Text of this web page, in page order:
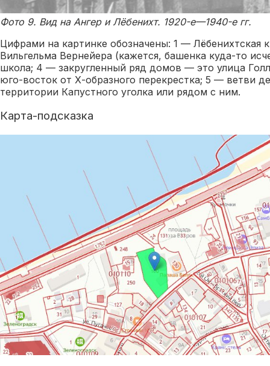
Фото 9. Вид на Ангер и Лёбенихт. 1920-е—1940-е гг.
Цифрами на картинке обозначены: 1 —
Вильгельма Вернейера (кажется, башенка куда-то
школа; 4 — закругленный ряд домов — это улица
юго-восток от Х-образного перекрестка; 5 — ветви
территории Капустного уголка или рядом с ним.
Карта-подсказка